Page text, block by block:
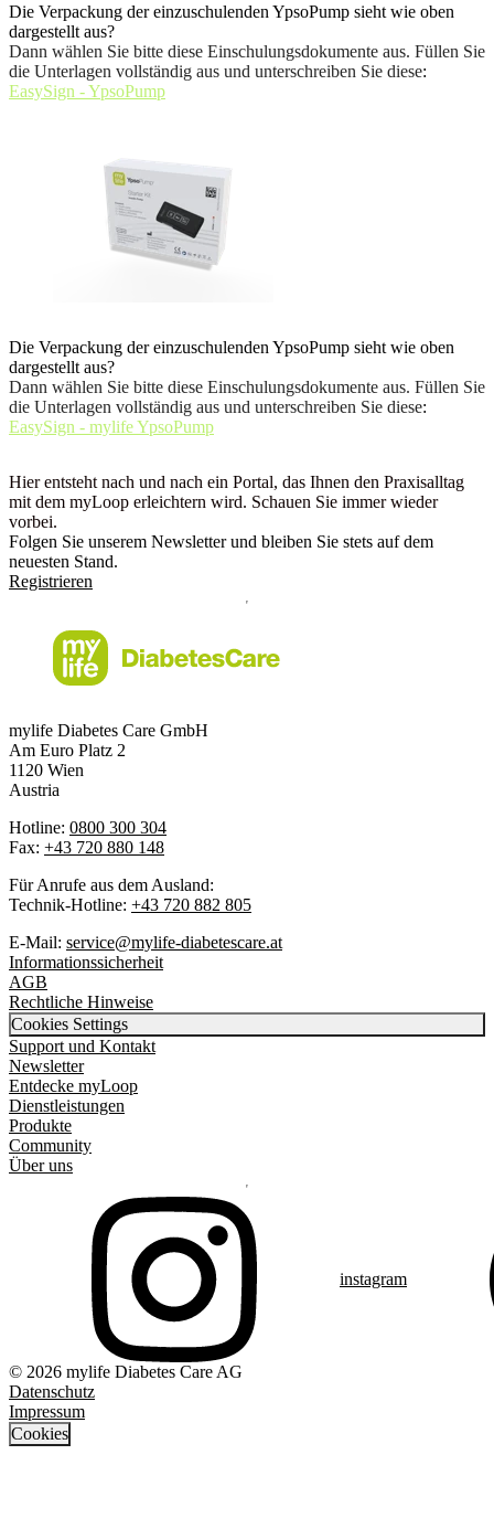
Die Verpackung der einzuschulenden YpsoPump sieht wie oben
dargestellt aus?
Dann wählen Sie bitte diese Einschulungsdokumente aus. Füllen Sie
die Unterlagen vollständig aus und unterschreiben Sie diese:
EasySign - YpsoPump
Die Verpackung der einzuschulenden YpsoPump sieht wie oben
dargestellt aus?
Dann wählen Sie bitte diese Einschulungsdokumente aus. Füllen Sie
die Unterlagen vollständig aus und unterschreiben Sie diese:
EasySign - mylife YpsoPump
Hier entsteht nach und nach ein Portal, das Ihnen den Praxisalltag
mit dem myLoop erleichtern wird. Schauen Sie immer wieder
vorbei.
Folgen Sie unserem Newsletter und bleiben Sie stets auf dem
neuesten Stand.
Registrieren
mylife Diabetes Care GmbH
Am Euro Platz 2
1120 Wien
Austria
Hotline: 0800 300 304
Fax: +43 720 880 148
Für Anrufe aus dem Ausland:
Technik-Hotline: +43 720 882 805
E-Mail: service@mylife-diabetescare.at
Informationssicherheit
AGB
Rechtliche Hinweise
Cookies Settings
Support und Kontakt
Newsletter
Entdecke myLoop
Dienstleistungen
Produkte
Community
Über uns
instagram
© 2026 mylife Diabetes Care AG
Datenschutz
Impressum
Cookies